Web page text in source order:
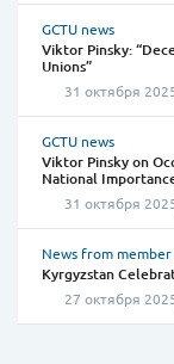
GCTU news
Viktor Pinsky:
Unions”
31 октября
GCTU news
Viktor Pinsky on
National
31 октября
News from
Kyrgyzstan
27 октября